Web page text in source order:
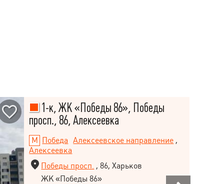
1-к, ЖК «Победы 86», Победы
просп., 86, Алексеевка
Победа Алексеевское направление ,
Алексеевка
Победы просп. , 86, Харьков
ЖК «Победы 86»